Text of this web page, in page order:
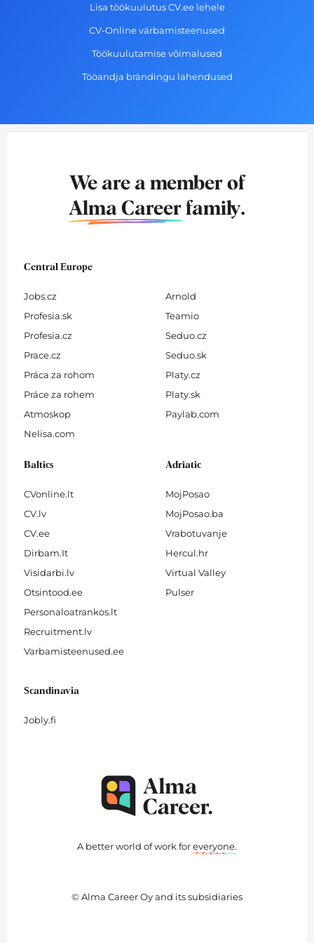
Lisa töökuulutus CV.ee lehele
CV-Online värbamisteenused
Töökuulutamise võimalused
Tööandja brändingu lahendused
We are a member of
Alma Career family.
Central Europe
Jobs.cz
Profesia.sk
Profesia.cz
Prace.cz
Práca za rohom
Práce za rohem
Atmoskop
Nelisa.com
Arnold
Teamio
Seduo.cz
Seduo.sk
Platy.cz
Platy.sk
Paylab.com
Baltics
CVonline.lt
CV.lv
CV.ee
Dirbam.It
Visidarbi.lv
Otsintood.ee
Personaloatrankos.lt
Recruitment.lv
Varbamisteenused.ee
Adriatic
MojPosao
MojPosao.ba
Vrabotuvanje
Hercul.hr
Virtual Valley
Pulser
Scandinavia
Jobly.fi
A better world of work foreveryone.
© Alma Career Oy and its subsidiaries